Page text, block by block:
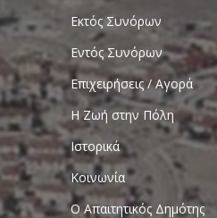
Εκτός Συνόρων
Εντός Συνόρων
Επιχειρήσεις / Αγορά
Η Ζωή στην Πόλη
Ιστορικά
Κοινωνία
Ο Απαιτητικός Δημότης